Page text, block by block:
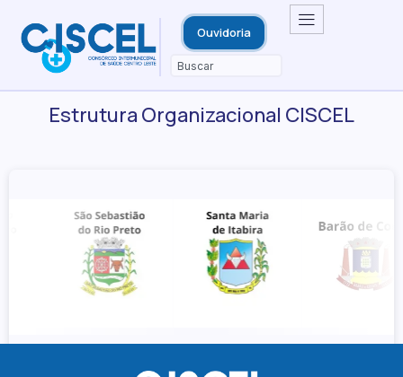
Ouvidoria
Estrutura Organizacional CISCEL